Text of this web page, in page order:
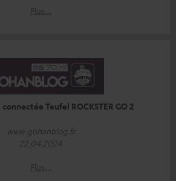
Plus…
Teufel ROCKSTER GO 2
www.gohanblog.fr
22.04.2024
Plus…